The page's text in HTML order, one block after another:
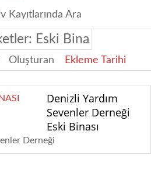
Kayıtlarında Ara
Eski Bina
Oluşturan Ekleme Tarihi
Denizli Yardım
Sevenler Derneği
Eski Binası
Derneği